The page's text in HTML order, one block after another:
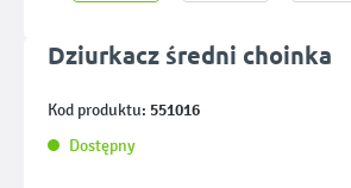
Dziurkacz średni choinka
Kod produktu: 551016
Dostępny